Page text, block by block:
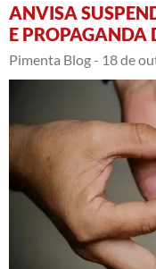
ANVISA
E PROPAGANDA
Pimenta Blog - 18 de